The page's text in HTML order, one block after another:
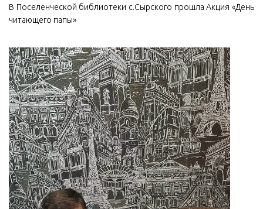
В Поселенческой библиотеки с.Сырского прошла Акция «День
читающего папы»